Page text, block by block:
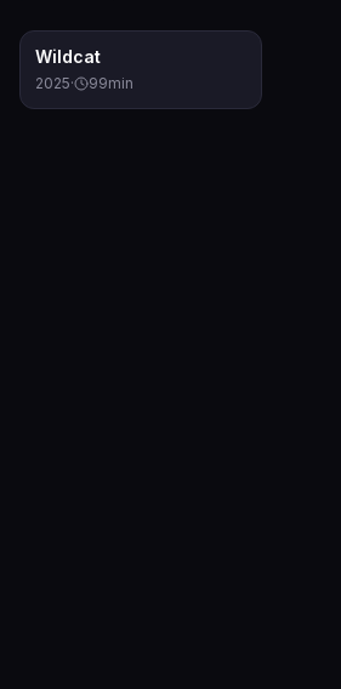
Wildcat
2025· 99min